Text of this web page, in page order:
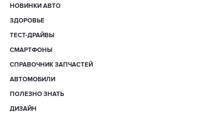
НОВИНКИ АВТО
ЗДОРОВЬЕ
ТЕСТ-ДРАЙВЫ
СМАРТФОНЫ
СПРАВОЧНИК ЗАПЧАСТЕЙ
АВТОМОБИЛИ
ПОЛЕЗНО ЗНАТЬ
ДИЗАЙН